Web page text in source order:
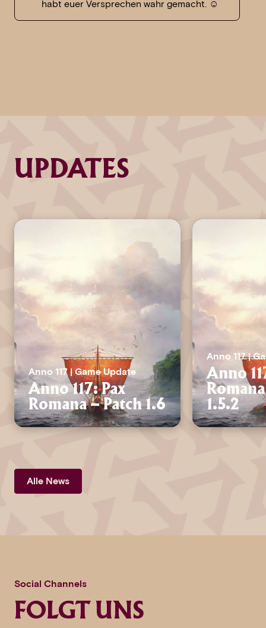
habt euer Versprechen wahr gemacht. ☺️
UPDATES
Anno 117 | Game Update
Anno 117: Pax
Romana – Patch 1.6
Anno 117 |
Anno
1.5.2
Alle News
Social Channels
FOLGT UNS